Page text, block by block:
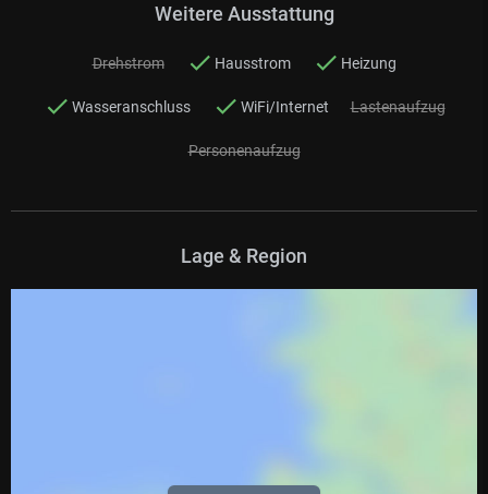
Weitere Ausstattung
Drehstrom Hausstrom Heizung
Wasseranschluss WiFi/Internet Lastenaufzug
Personenaufzug
Lage & Region